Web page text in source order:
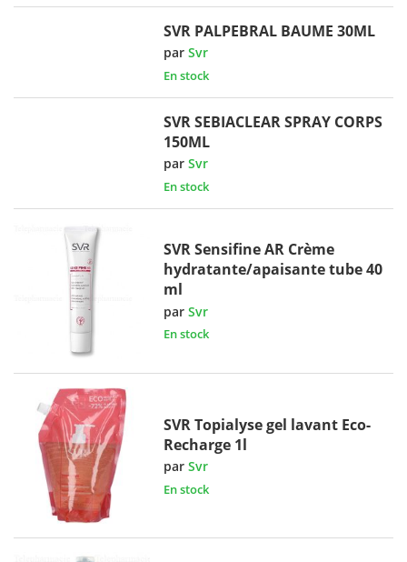
SVR PALPEBRAL BAUME 30ML
parSvr
En stock
SVR SEBIACLEAR SPRAY CORPS
150ML
parSvr
En stock
SVR Sensifine AR Crème
hydratante/apaisante tube 40
ml
parSvr
En stock
SVR Topialyse gel lavant Eco-
Recharge 1l
parSvr
En stock